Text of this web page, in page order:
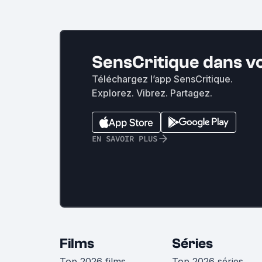
SensCritique dans
Téléchargez l’app SensCritique.
Explorez. Vibrez. Partagez.
EN SAVOIR PLUS
Films Séries